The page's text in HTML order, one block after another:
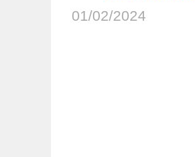
01/02/2024